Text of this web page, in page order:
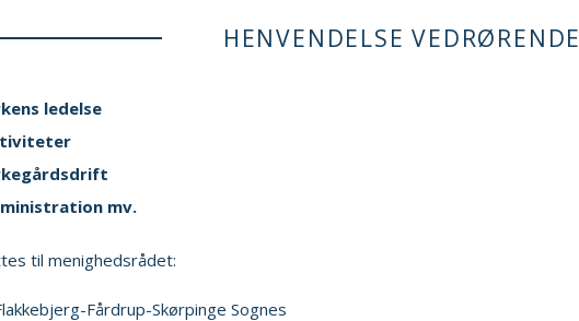
HENVENDELSE VEDRØRENDE
ledelse
mv.
til menighedsrådet:
Fårdrup-Skørpinge Sognes